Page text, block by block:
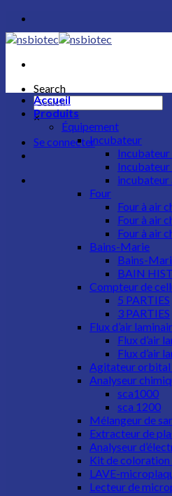
Skip
to
content
Search
×
Se connecter
Accueil
Produits
Équipement
Incubateur​
incubateur
Four
Four à air
Four à air
Four à air
Bains-Marie
Bains-
BAIN
Compteur de
5 PARTIES
3 PARTIES
Flux d’air
Flux d’air
Flux d’air
Agitateur orbital
Analyseur
sca1000
sca 1200
Mélangeur de
Extracteur de
Analyseur
Kit de coloration
LAVE-
Lecteur de